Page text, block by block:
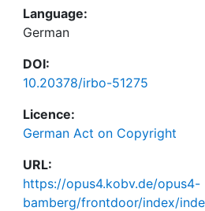
Language:
German
DOI:
10.20378/irbo-51275
Licence:
German Act on Copyright
URL:
https://opus4.kobv.de/opus4-
bamberg/frontdoor/index/